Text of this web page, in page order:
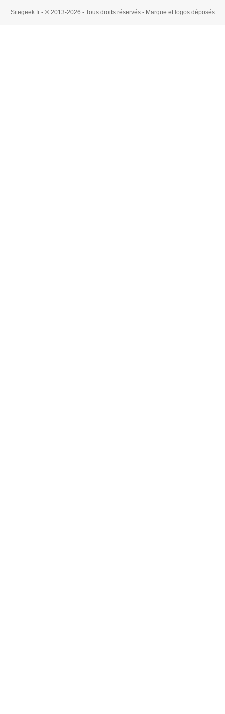
Sitegeek.fr - ® 2013-2026 - Tous droits réservés - Marque et logos déposés